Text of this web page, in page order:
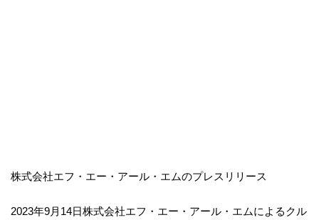
株式会社エフ・エー・アール・エムのプレスリリース
2023年9月14日株式会社エフ・エー・アール・エムによるクル